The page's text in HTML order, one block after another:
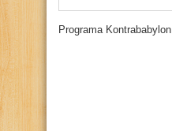
Programa Kontrababylon